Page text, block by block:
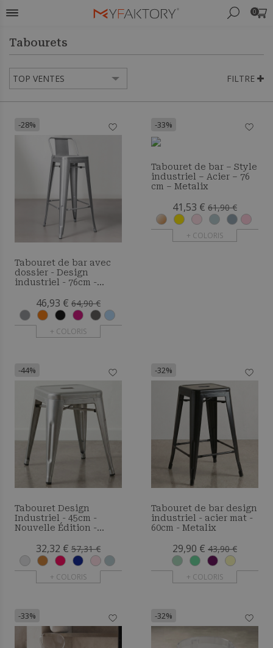
0
Tabourets
FILTRE
-28%
Tabouret de bar avec
dossier - Design
industriel - 76cm -
Metalix46,93 € 64,90 €
+ COLORIS
-33%
Tabouret de bar – Style
industriel – Acier – 76
cm – Metalix
41,53 € 61,90 €
+ COLORIS
-44%
Tabouret Design
Industriel - 45cm -
Nouvelle Édition -
32,32 € 57,31 €
+ COLORIS
-32%
Tabouret de bar design
industriel - acier mat -
60cm - Metalix
29,90 € 43,90 €
+ COLORIS
-33% -32%